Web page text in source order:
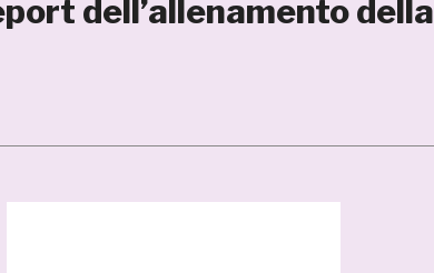
dell’allenamento della